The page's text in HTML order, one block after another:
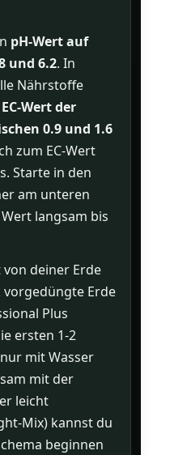
pH-Wert auf
und 6.2. In
Nährstoffe
EC-Wert der
0.9 und 1.6
zum EC-Wert
Starte in den
am unteren
langsam bis
deiner Erde
vorgedüngte Erde
Plus
ersten 1-2
mit Wasser
mit der
leicht
Mix) kannst du
beginnen